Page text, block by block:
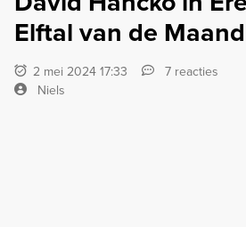
Elftal van de
2 mei 2024 17:33
7 reacties
Niels